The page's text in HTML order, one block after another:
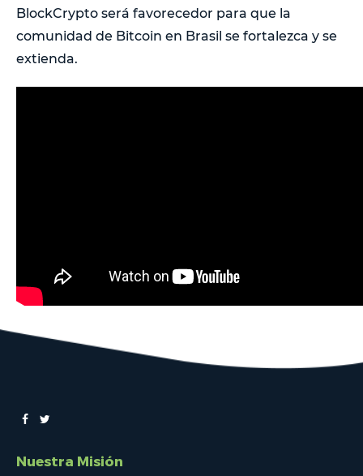
BlockCrypto será favorecedor para que la
comunidad de Bitcoin en Brasil se fortalezca y se
extienda.
Nuestra Misión